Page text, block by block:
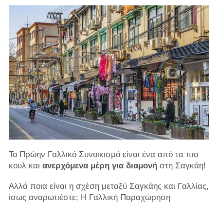
Το Πρώην Γαλλικό Συνοικισμό είναι ένα από τα πιο
κουλ και ανερχόμενα μέρη για διαμονήστη Σαγκάη!
Αλλά ποια είναι η σχέση μεταξύ Σαγκάης και Γαλλίας,
ίσως αναρωτιέστε; Η Γαλλική Παραχώρηση